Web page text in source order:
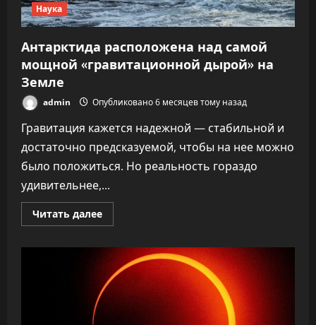
Наука
Антарктида расположена над самой
мощной «гравитационной дырой» на
Земле
admin Опубликовано 6 месяцев тому назад
Гравитация кажется надежной — стабильной и
достаточно предсказуемой, чтобы на нее можно
было положиться. Но реальность гораздо
удивительнее,...
Читать далееПрочитать
больше
расположена
над
самой
мощной
«гравитационной
дырой»